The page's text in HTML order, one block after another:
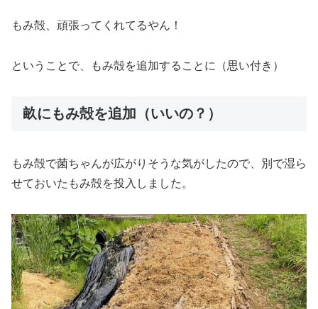
もみ殻、頑張ってくれてるやん！
ということで、もみ殻を追加することに（思い付き）
畝にもみ殻を追加（いいの？）
もみ殻で菌ちゃんが広がりそうな気がしたので、別で湿ら
せておいたもみ殻を投入しました。